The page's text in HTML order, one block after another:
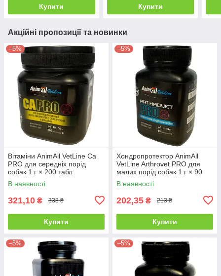
Купити Купити
Акційні пропозиції та новинки
–5%
Вітаміни AnimAll VetLine Ca
PRO для середніх порід
собак 1 г × 200 табл
В наявності
321,10 ₴ 338 ₴
Купити
–5%
Хондропротектор AnimAll
VetLine Arthrovet PRO для
малих порід собак 1 г × 90
табл
В наявності
202,35 ₴ 213 ₴
Купити
–5% –5%